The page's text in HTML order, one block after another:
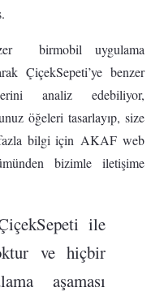
birmobil uygulama
ÇiçekSepeti’ye benzer
analiz edebiliyor,
öğeleri tasarlayıp, size
bilgi için AKAF web
bizimle iletişime
ile
ve hiçbir
aşaması